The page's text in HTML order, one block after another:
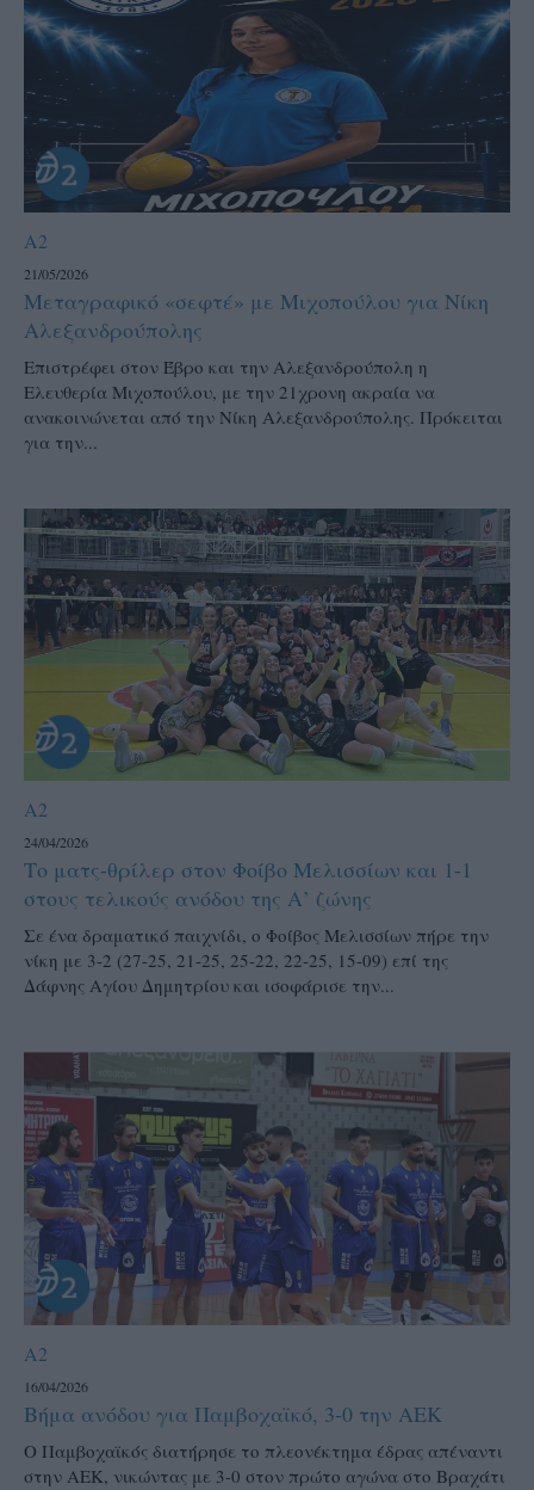
A2
21/05/2026
Μεταγραφικό «σεφτέ» με Μιχοπούλου για Νίκη
Αλεξανδρούπολης
Επιστρέφει στον Έβρο και την Αλεξανδρούπολη η
Ελευθερία Μιχοπούλου, με την 21χρονη ακραία να
ανακοινώνεται από την Νίκη Αλεξανδρούπολης. Πρόκειται
για την...
A2
24/04/2026
Το ματς-θρίλερ στον Φοίβο Μελισσίων και 1-1
στους τελικούς ανόδου της Α’ ζώνης
Σε ένα δραματικό παιχνίδι, ο Φοίβος Μελισσίων πήρε την
νίκη με 3-2 (27-25, 21-25, 25-22, 22-25, 15-09) επί της
Δάφνης Αγίου Δημητρίου και ισοφάρισε την...
A2
16/04/2026
Βήμα ανόδου για Παμβοχαϊκό, 3-0 την ΑΕΚ
Ο Παμβοχαϊκός διατήρησε το πλεονέκτημα έδρας απέναντι
στην ΑΕΚ, νικώντας με 3-0 στον πρώτο αγώνα στο Βραχάτι